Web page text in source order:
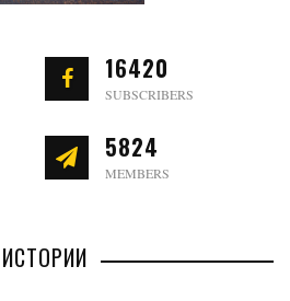
16420
SUBSCRIBERS
5824
MEMBERS
ИСТОРИИ